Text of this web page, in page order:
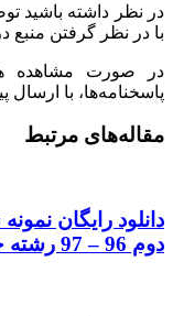
در نظر داشته باشید
با در نظر گرفتن
در صورت مشاهده
پاسخنامه‌ها، با ارسال
مقاله‌های مرتبط
دوم 96 – 97 رشته حسابداری